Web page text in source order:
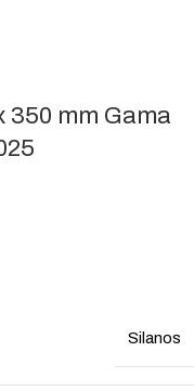
350 mm Gama
Silanos